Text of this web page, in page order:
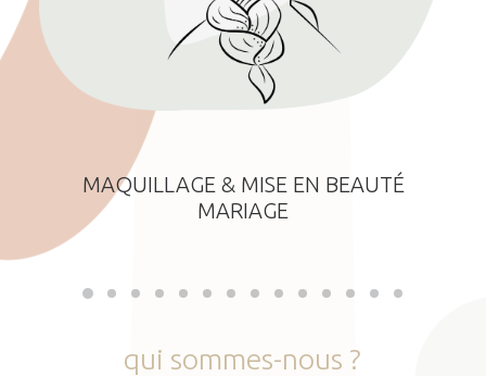
MAQUILLAGE & MISE EN BEAUTÉ
MARIAGE
qui sommes-nous ?